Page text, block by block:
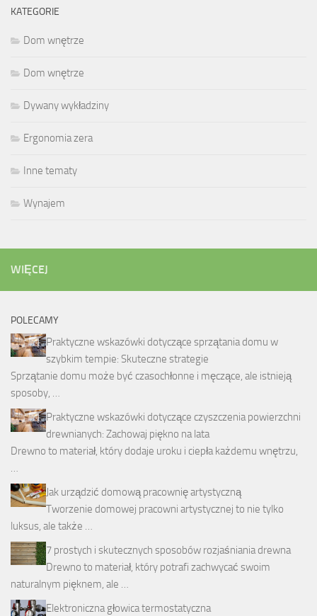
KATEGORIE
Dom wnętrze
Dom wnętrze
Dywany wykładziny
Ergonomia zera
Inne tematy
Wynajem
WIĘCEJ
POLECAMY
Praktyczne wskazówki dotyczące sprzątania domu w
szybkim tempie: Skuteczne strategie
Sprzątanie domu może być czasochłonne i męczące, ale istnieją
sposoby, …
Praktyczne wskazówki dotyczące czyszczenia powierzchni
drewnianych: Zachowaj piękno na lata
Drewno to materiał, który dodaje uroku i ciepła każdemu wnętrzu,
…
Jak urządzić domową pracownię artystyczną
Tworzenie domowej pracowni artystycznej to nie tylko
luksus, ale także …
7 prostych i skutecznych sposobów rozjaśniania drewna
Drewno to materiał, który potrafi zachwycać swoim
naturalnym pięknem, ale …
Elektroniczna głowica termostatyczna